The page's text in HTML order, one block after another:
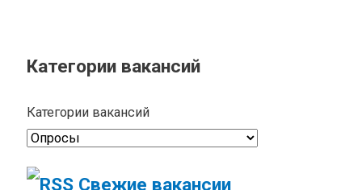
Категории вакансий
Категории вакансий
Свежие вакансии